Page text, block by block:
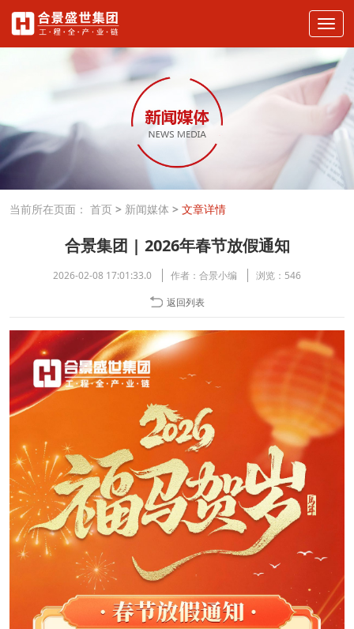
当前所在页面： 首页 > 新闻媒体 > 文章详情
合景集团 | 2026年春节放假通知
2026-02-08 17:01:33.0 作者： 合景小编 浏览： 546
返回列表